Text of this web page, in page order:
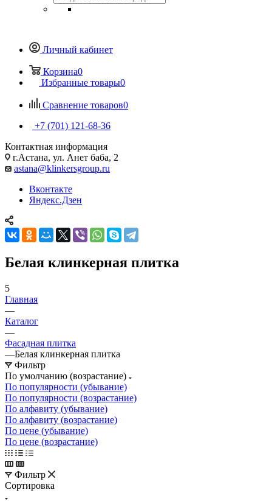
Личный кабинет
Корзина0
Избранные товары0
Сравнение товаров0
+7 (701) 121-68-36
Контактная информация
г.Астана, ул. Анет баба, 2
astana@klinkersgroup.ru
Вконтакте
Яндекс.Дзен
Белая клинкерная плитка
5
Главная
—
Каталог
—
Фасадная плитка
—Белая клинкерная плитка
Фильтр
По умолчанию (возрастание)
По популярности (убывание)
По популярности (возрастание)
По алфавиту (убывание)
По алфавиту (возрастание)
По цене (убывание)
По цене (возрастание)
Фильтр
Сортировка